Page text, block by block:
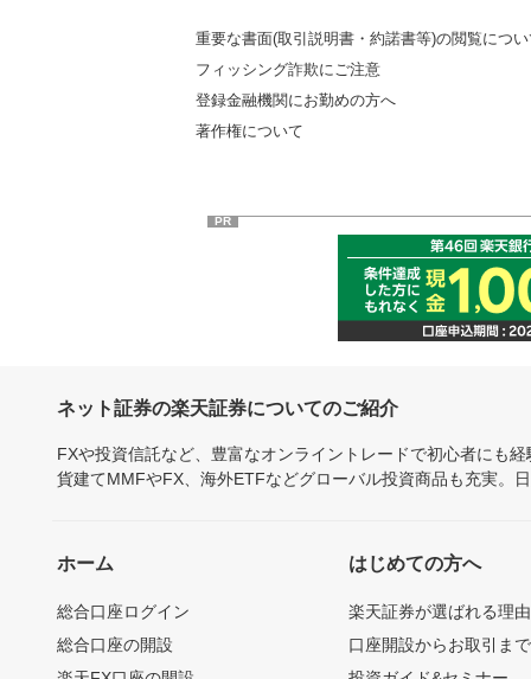
重要な書面(取引説明書・約諾書等)の閲覧につ
フィッシング詐欺にご注意
登録金融機関にお勤めの方へ
著作権について
PR
ネット証券の楽天証券についてのご紹介
FXや投資信託など、豊富なオンライントレードで初心者にも
貨建てMMFやFX、海外ETFなどグローバル投資商品も充実。
ホーム
総合口座ログイン
総合口座の開設
はじめての方へ
楽天証券が選ばれる理由
口座開設からお取引ま